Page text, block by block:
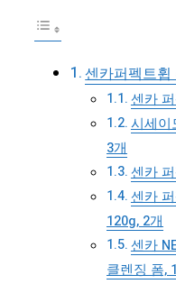
센카퍼펙트
센카
시세이
3개
센카
센카
120g, 2개
센카
클렌징 폼,